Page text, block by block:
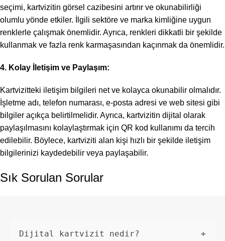
seçimi, kartvizitin görsel cazibesini artırır ve okunabilirliği
olumlu yönde etkiler. İlgili sektöre ve marka kimliğine uygun
renklerle çalışmak önemlidir. Ayrıca, renkleri dikkatli bir şekilde
kullanmak ve fazla renk karmaşasından kaçınmak da önemlidir.
4. Kolay İletişim ve Paylaşım:
Kartvizitteki iletişim bilgileri net ve kolayca okunabilir olmalıdır.
İşletme adı, telefon numarası, e-posta adresi ve web sitesi gibi
bilgiler açıkça belirtilmelidir. Ayrıca, kartvizitin dijital olarak
paylaşılmasını kolaylaştırmak için QR kod kullanımı da tercih
edilebilir. Böylece, kartviziti alan kişi hızlı bir şekilde iletişim
bilgilerinizi kaydedebilir veya paylaşabilir.
Sık Sorulan Sorular
Dijital kartvizit nedir?